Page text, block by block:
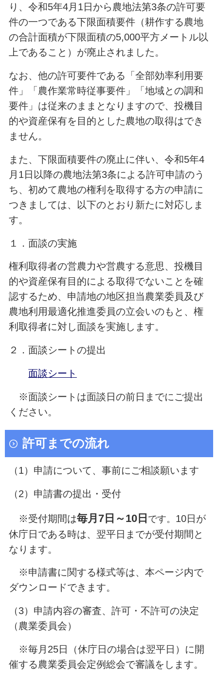
り、令和5年4月1日から農地法第3条の許可要
件の一つである下限面積要件（耕作する農地
の合計面積が下限面積の5,000平方メートル以
上であること）が廃止されました。
なお、他の許可要件である「全部効率利用要
件」「農作業常時従事要件」「地域との調和
要件」は従来のままとなりますので、投機目
的や資産保有を目的とした農地の取得はでき
ません。
また、下限面積要件の廃止に伴い、令和5年4
月1日以降の農地法第3条による許可申請のう
ち、初めて農地の権利を取得する方の申請に
つきましては、以下のとおり新たに対応しま
す。
１．面談の実施
権利取得者の営農力や営農する意思、投機目
的や資産保有目的による取得でないことを確
認するため、申請地の地区担当農業委員及び
農地利用最適化推進委員の立会いのもと、権
利取得者に対し面談を実施します。
２．面談シートの提出
面談シート
※面談シートは面談日の前日までにご提出
ください。
許可までの流れ
（1）申請について、事前にご相談願います
（2）申請書の提出・受付
※受付期間は毎月7日～10日 です。 10日が
休庁日である時は、翌平日までが受付期間と
なります。
※申請書に関する様式等は、本ページ内で
ダウンロードできます。
（3）申請内容の審査、許可・不許可の決定
（農業委員会）
※毎月25日（休庁日の場合は翌平日）に開
催する農業委員会定例総会で審議をします。